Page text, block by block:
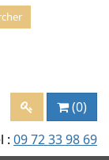
(0)
: 09 72 33 98 69